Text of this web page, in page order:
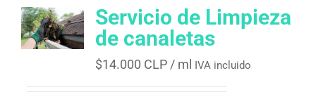
Servicio de Limpieza
de canaletas
$14.000 CLP/ ml IVA incluido